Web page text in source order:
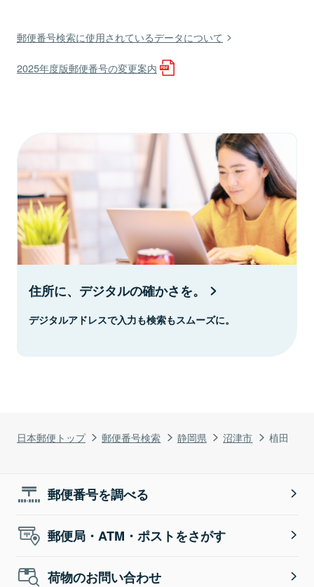
日本郵便トップ 郵便番号検索 静岡県 沼津市 植田
郵便番号検索に使用されているデータについて
2025年度版郵便番号の変更案内
住所に、デジタルの確かさを。
デジタルアドレスで入力も検索もスムーズに。
郵便番号を調べる
郵便局・ATM・ポストをさがす
荷物のお問い合わせ